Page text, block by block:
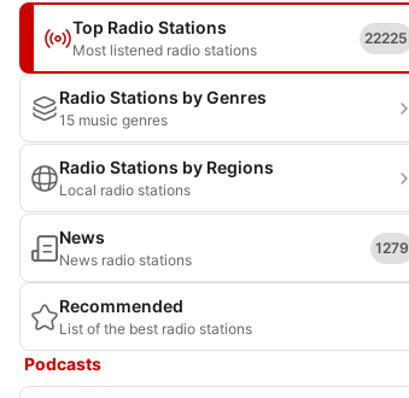
Top Radio Stations
Most listened radio stations
22225
Radio Stations by Genres
15 music genres
Radio Stations by Regions
Local radio stations
News
News radio stations
1279
Recommended
List of the best radio stations
Podcasts